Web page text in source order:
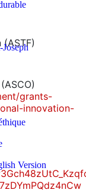
Version
grants-
innovation-